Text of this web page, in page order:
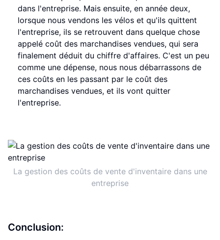
dans l'entreprise. Mais ensuite, en année deux,
lorsque nous vendons les vélos et qu'ils quittent
l'entreprise, ils se retrouvent dans quelque chose
appelé coût des marchandises vendues, qui sera
finalement déduit du chiffre d'affaires. C'est un peu
comme une dépense, nous nous débarrassons de
ces coûts en les passant par le coût des
marchandises vendues, et ils vont quitter
l'entreprise.
La gestion des coûts de vente d'inventaire dans une
entreprise
Conclusion: